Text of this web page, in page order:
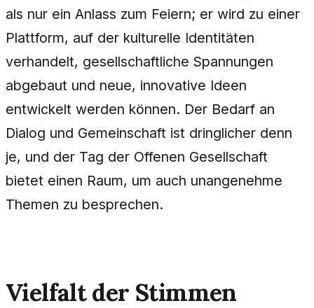
als nur ein Anlass zum Feiern; er wird zu einer
Plattform, auf der kulturelle Identitäten
verhandelt, gesellschaftliche Spannungen
abgebaut und neue, innovative Ideen
entwickelt werden können. Der Bedarf an
Dialog und Gemeinschaft ist dringlicher denn
je, und der Tag der Offenen Gesellschaft
bietet einen Raum, um auch unangenehme
Themen zu besprechen.
Vielfalt der Stimmen